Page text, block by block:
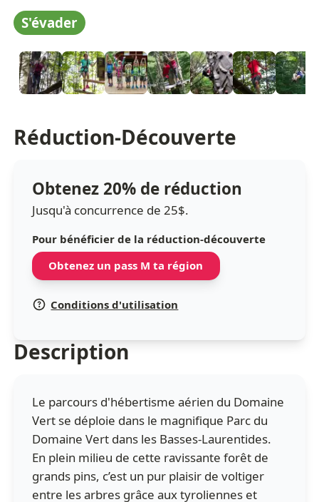
S'évader
Réduction-Découverte
Obtenez 20% de réduction
Jusqu'à concurrence de 25$.
Pour bénéficier de la réduction-découverte
Obtenez un pass M ta région
Conditions d'utilisation
Description
Le parcours d'hébertisme aérien du Domaine
Vert se déploie dans le magnifique Parc du
Domaine Vert dans les Basses-Laurentides.
En plein milieu de cette ravissante forêt de
grands pins, c’est un pur plaisir de voltiger
entre les arbres grâce aux tyroliennes et